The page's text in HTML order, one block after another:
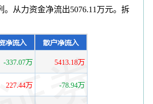
从力资金净流出5076.11万元。拆